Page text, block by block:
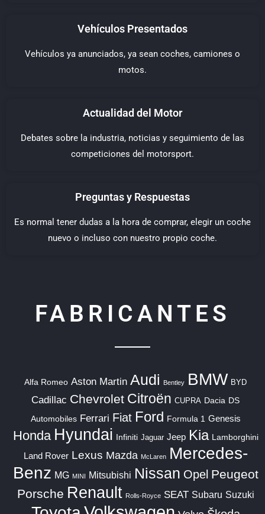
Vehículos Presentados
Vehículos ya anunciados, ya sean coches, camiones o
motos.
Actualidad del Motor
Debates sobre la industria, noticias y seguimiento de las
competiciones del motorsport.
Preguntas y Respuestas
Es normal tener dudas a la hora de comprar, elegir un coche
nuevo o incluso con nuestro propio coche.
FABRICANTES
Alfa Romeo Aston Martin Audi Bentley BMW BYD
Cadillac Chevrolet Citroën CUPRA Dacia DS
Automobiles Ferrari Fiat Ford Formula 1 Genesis
Honda Hyundai Infiniti Jaguar Jeep Kia Lamborghini
Land Rover Lexus Mazda McLaren
Mercedes-
Benz MG MINI Mitsubishi Nissan Opel Peugeot
Porsche Renault Rolls-Royce SEAT Subaru Suzuki